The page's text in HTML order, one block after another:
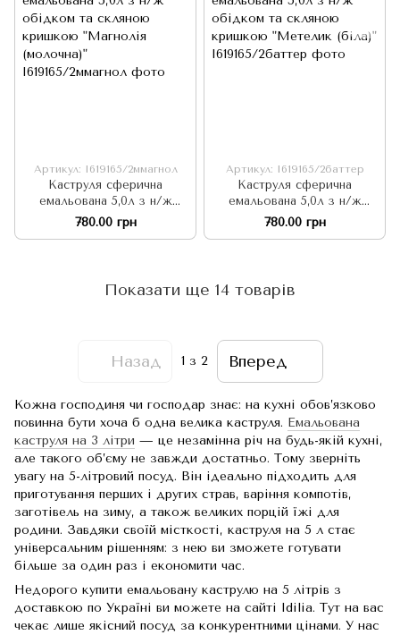
Артикул: I619165/2ммагнол
Каструля сферична
емальована 5,0л з н/ж
обідком та скляною
кришкою "Магнолія
780.00 грн
Артикул: I619165/2баттер
Каструля сферична
емальована 5,0л з н/ж
обідком та скляною
кришкою "Метелик (біла)"
780.00 грн
Показати ще 14 товарів
Назад 1 з 2 Вперед
Кожна господиня чи господар знає: на кухні обов’язково
повинна бути хоча б одна велика каструля. Емальована
каструля на 3 літри — це незамінна річ на будь-якій кухні,
але такого об’єму не завжди достатньо. Тому зверніть
увагу на 5-літровий посуд. Він ідеально підходить для
приготування перших і других страв, варіння компотів,
заготівель на зиму, а також великих порцій їжі для
родини. Завдяки своїй місткості, каструля на 5 л стає
універсальним рішенням: з нею ви зможете готувати
більше за один раз і економити час.
Недорого купити емальовану каструлю на 5 літрів з
доставкою по Україні ви можете на сайті Idilia. Тут на вас
чекає лише якісний посуд за конкурентними цінами. У нас